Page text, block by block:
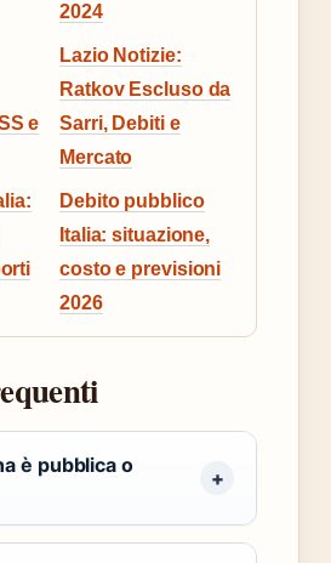
2024
e
Lazio Notizie:
Ratkov Escluso da
Sarri, Debiti e
Mercato
Debito pubblico
Italia: situazione,
costo e previsioni
2026
è pubblica o